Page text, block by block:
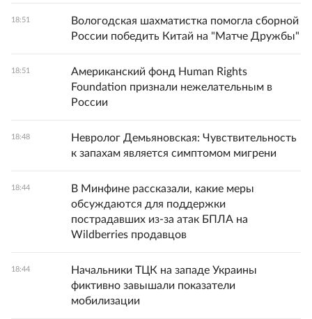
18:51
Вологодская шахматистка помогла сборной
России победить Китай на "Матче Дружбы"
18:51
Американский фонд Human Rights
Foundation признали нежелательным в
России
18:48
Невролог Демьяновская: Чувствительность
к запахам является симптомом мигрени
18:44
В Минфине рассказали, какие меры
обсуждаются для поддержки
пострадавших из-за атак БПЛА на
Wildberries продавцов
18:44
Начальники ТЦК на западе Украины
фиктивно завышали показатели
мобилизации